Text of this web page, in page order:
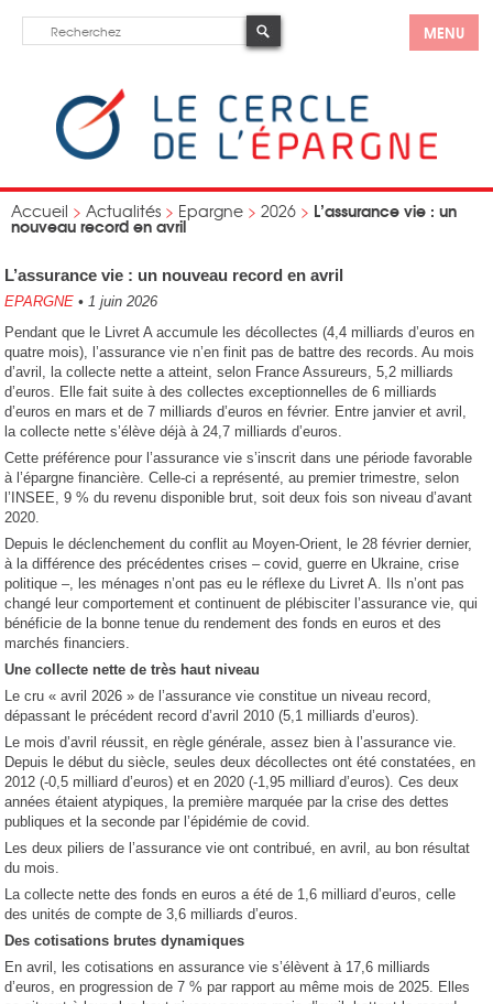
MENU
Accueil > Actualités > Epargne > 2026 > L’assurance vie : un
nouveau record en avril
L’assurance vie : un nouveau record en avril
EPARGNE • 1 juin 2026
Pendant que le Livret A accumule les décollectes (4,4 milliards d’euros en
quatre mois), l’assurance vie n’en finit pas de battre des records. Au mois
d’avril, la collecte nette a atteint, selon France Assureurs, 5,2 milliards
d’euros. Elle fait suite à des collectes exceptionnelles de 6 milliards
d’euros en mars et de 7 milliards d’euros en février. Entre janvier et avril,
la collecte nette s’élève déjà à 24,7 milliards d’euros.
Cette préférence pour l’assurance vie s’inscrit dans une période favorable
à l’épargne financière. Celle-ci a représenté, au premier trimestre, selon
l’INSEE, 9 % du revenu disponible brut, soit deux fois son niveau d’avant
2020.
Depuis le déclenchement du conflit au Moyen-Orient, le 28 février dernier,
à la différence des précédentes crises – covid, guerre en Ukraine, crise
politique –, les ménages n’ont pas eu le réflexe du Livret A. Ils n’ont pas
changé leur comportement et continuent de plébisciter l’assurance vie, qui
bénéficie de la bonne tenue du rendement des fonds en euros et des
marchés financiers.
Une collecte nette de très haut niveau
Le cru « avril 2026 » de l’assurance vie constitue un niveau record,
dépassant le précédent record d’avril 2010 (5,1 milliards d’euros).
Le mois d’avril réussit, en règle générale, assez bien à l’assurance vie.
Depuis le début du siècle, seules deux décollectes ont été constatées, en
2012 (-0,5 milliard d’euros) et en 2020 (-1,95 milliard d’euros). Ces deux
années étaient atypiques, la première marquée par la crise des dettes
publiques et la seconde par l’épidémie de covid.
Les deux piliers de l’assurance vie ont contribué, en avril, au bon résultat
du mois.
La collecte nette des fonds en euros a été de 1,6 milliard d’euros, celle
des unités de compte de 3,6 milliards d’euros.
Des cotisations brutes dynamiques
En avril, les cotisations en assurance vie s’élèvent à 17,6 milliards
d’euros, en progression de 7 % par rapport au même mois de 2025. Elles